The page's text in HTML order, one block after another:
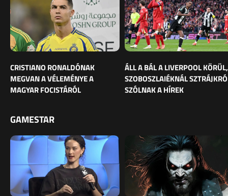
CRISTIANO RONALDÓNAK
MEGVAN A VÉLEMÉNYE A
MAGYAR FOCISTÁRÓL
ÁLL A BÁL A LIVERPOOL KÖRÜL,
SZOBOSZLAIÉKNÁL
SZÓLNAK A HÍREK
GAMESTAR